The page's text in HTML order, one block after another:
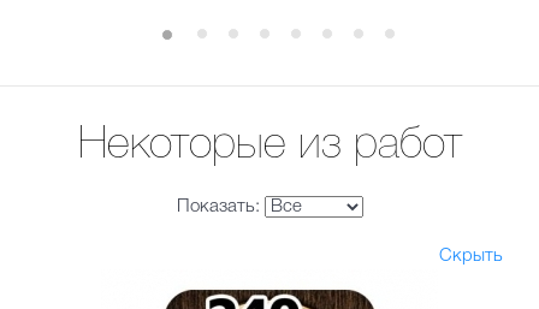
Некоторые из работ
Показать:
Скрыть